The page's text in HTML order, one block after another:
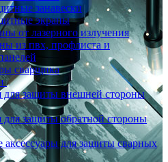
занавески
экраны
от лазерного излучения
из пвх, профлиста и
сварщика
для защиты внешней стороны
защиты обратной стороны
аксессуары для защиты сварных